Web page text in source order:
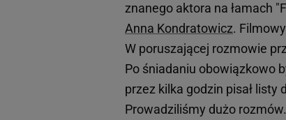
znanego aktora na łamach
Anna Kondratowicz.
W poruszającej rozmowie
Po śniadaniu obowiązkowo
przez kilka godzin pisał listy
Prowadziliśmy dużo